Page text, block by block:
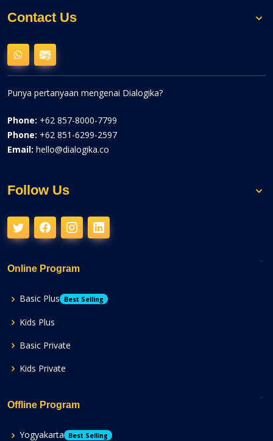
Contact Us
Punya pertanyaan mengenai Dialogika?
Phone: +62 857-8000-7799
Phone: +62 851-6299-2597
Email: hello@dialogika.co
Follow Us
Online Program
Basic Plus Best Selling
Kids Plus
Basic Private
Kids Private
Offline Program
Yogyakarta Best Selling